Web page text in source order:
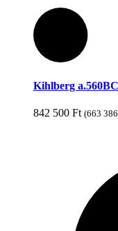
Kihlberg
842 500 Ft (663 386